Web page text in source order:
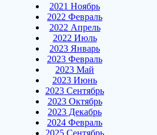
2021 Ноябрь
2022 Февраль
2022 Апрель
2022 Июль
2023 Январь
2023 Февраль
2023 Май
2023 Июнь
2023 Сентябрь
2023 Октябрь
2023 Декабрь
2024 Февраль
2025 Сентябрь